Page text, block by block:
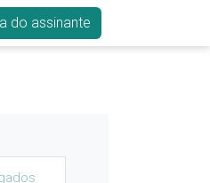
do assinante